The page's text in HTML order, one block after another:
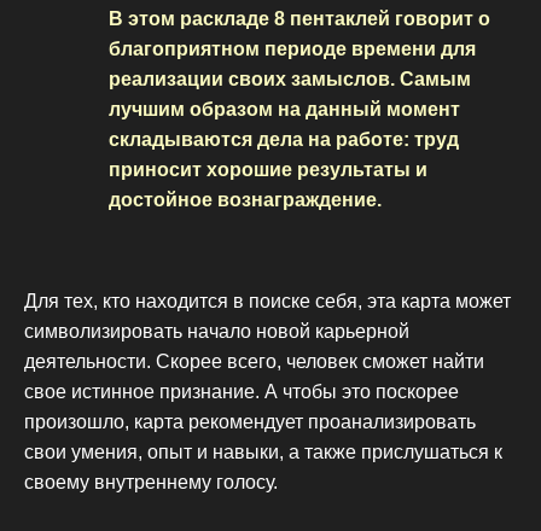
В этом раскладе 8 пентаклей говорит о
благоприятном периоде времени для
реализации своих замыслов. Самым
лучшим образом на данный момент
складываются дела на работе: труд
приносит хорошие результаты и
достойное вознаграждение.
Для тех, кто находится в поиске себя, эта карта может
символизировать начало новой карьерной
деятельности. Скорее всего, человек сможет найти
свое истинное признание. А чтобы это поскорее
произошло, карта рекомендует проанализировать
свои умения, опыт и навыки, а также прислушаться к
своему внутреннему голосу.